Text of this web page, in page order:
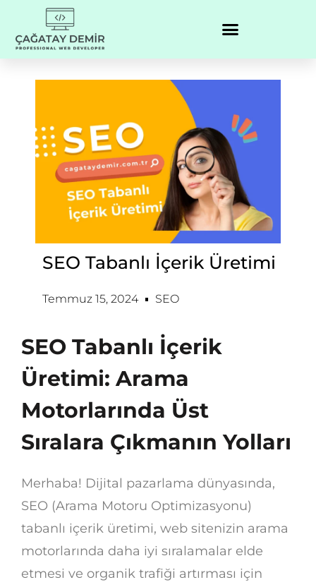
SEO Tabanlı İçerik Üretimi
Temmuz 15, 2024 SEO
SEO Tabanlı İçerik
Üretimi: Arama
Motorlarında Üst
Sıralara Çıkmanın Yolları
Merhaba! Dijital pazarlama dünyasında,
SEO (Arama Motoru Optimizasyonu)
tabanlı içerik üretimi, web sitenizin arama
motorlarında daha iyi sıralamalar elde
etmesi ve organik trafiği artırması için